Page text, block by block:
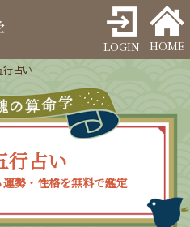
LOGIN HOME
占い
行占い
勢・性格を無料で鑑定